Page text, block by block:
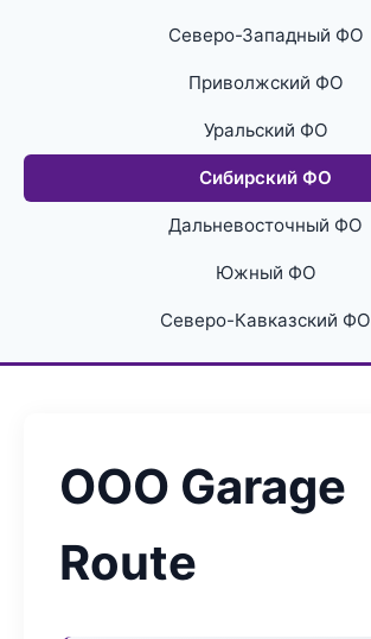
Северо-Западный ФО
Приволжский ФО
Уральский ФО
Сибирский ФО
Дальневосточный ФО
Южный ФО
Северо-Кавказский ФО
ООО Garage
Route